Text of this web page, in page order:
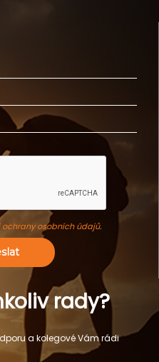
osobních údajů.
rady?
a kolegové Vám rádi